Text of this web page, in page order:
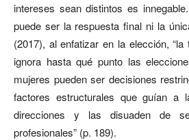
intereses sean distintos es
puede ser la respuesta final ni la
(2017), al enfatizar en la elección, “la
ignora hasta qué punto las
mujeres pueden ser decisiones
factores estructurales que guían a
direcciones y las disuaden de
profesionales” (p. 189).